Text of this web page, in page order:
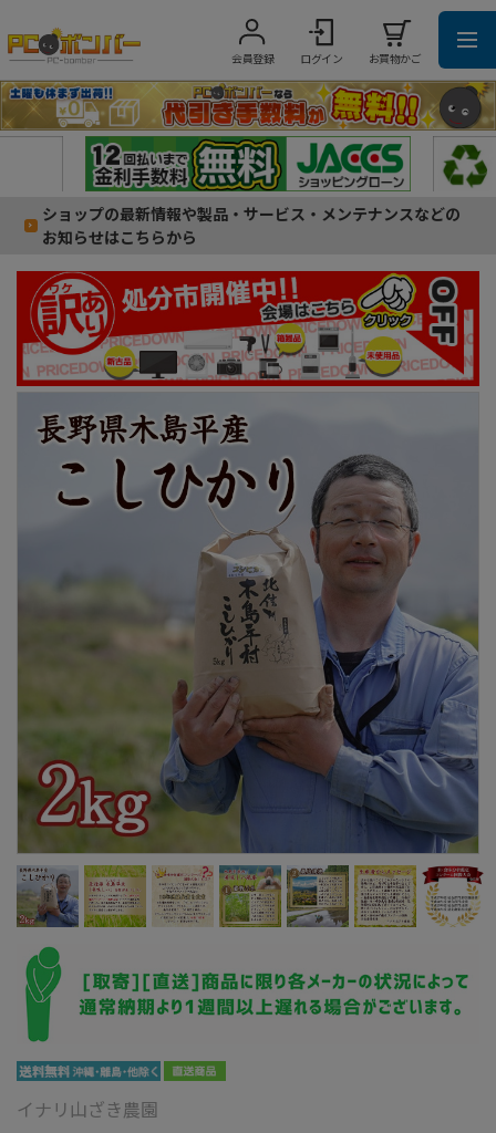
会員登録 ログイン お買物かご
ショップの最新情報や製品・サービス・メンテナンスなどの
お知らせはこちらから
イナリ山ざき農園